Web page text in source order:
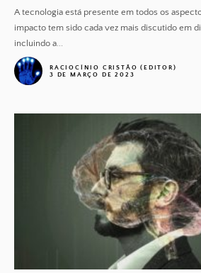
A tecnologia está presente em todos os
impacto tem sido cada vez mais discutido em
incluindo a...
RACIOCÍNIO CRISTÃO (EDITOR)
3 DE MARÇO DE 2023